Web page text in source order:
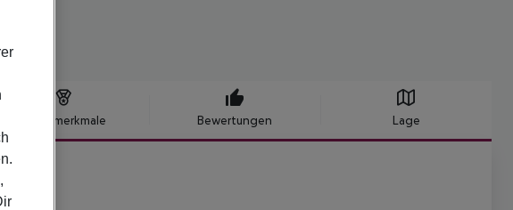
Hotelmerkmale Bewertungen Lage
,